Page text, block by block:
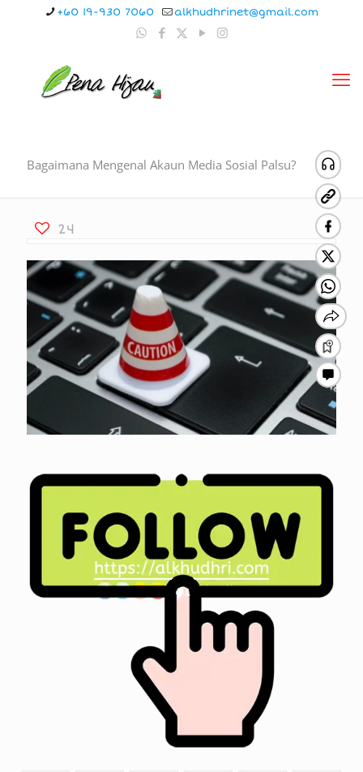
+60 19-930 7060 alkhudhrinet@gmail.com
Bagaimana Mengenal Akaun Media Sosial Palsu?
24